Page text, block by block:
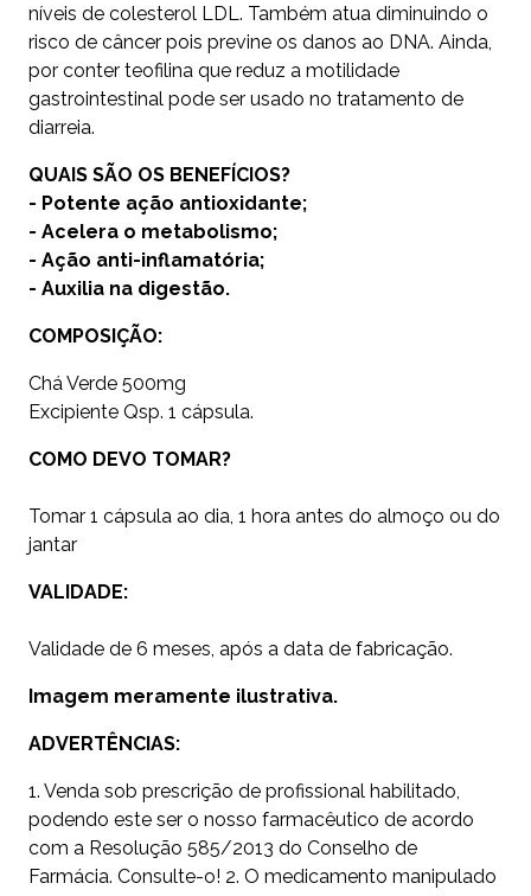
níveis de colesterol LDL. Também atua diminuindo o
risco de câncer pois previne os danos ao DNA. Ainda,
por conter teofilina que reduz a motilidade
gastrointestinal pode ser usado no tratamento de
diarreia.
QUAIS SÃO OS BENEFÍCIOS?
- Potente ação antioxidante;
- Acelera o metabolismo;
- Ação anti-inflamatória;
- Auxilia na digestão.
COMPOSIÇÃO:
Chá Verde 500mg
Excipiente Qsp. 1 cápsula.
COMO DEVO TOMAR?
Tomar 1 cápsula ao dia, 1 hora antes do almoço ou do
jantar
VALIDADE:
Validade de 6 meses, após a data de fabricação.
Imagem meramente ilustrativa.
ADVERTÊNCIAS:
1. Venda sob prescrição de profissional habilitado,
podendo este ser o nosso farmacêutico de acordo
com a Resolução 585/2013 do Conselho de
Farmácia. Consulte-o! 2. O medicamento manipulado